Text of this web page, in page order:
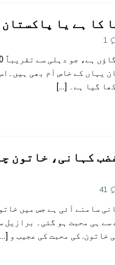
کا ہے یا
1
یہاں کے خاص آم بھی
گیا ہے۔ […]
کہانی، خاتون
41
سامنے آئی ہے جس میں
سے ہی محبت ہو گئی۔ برازیل
خاتون. کی محبت کی عجیب و